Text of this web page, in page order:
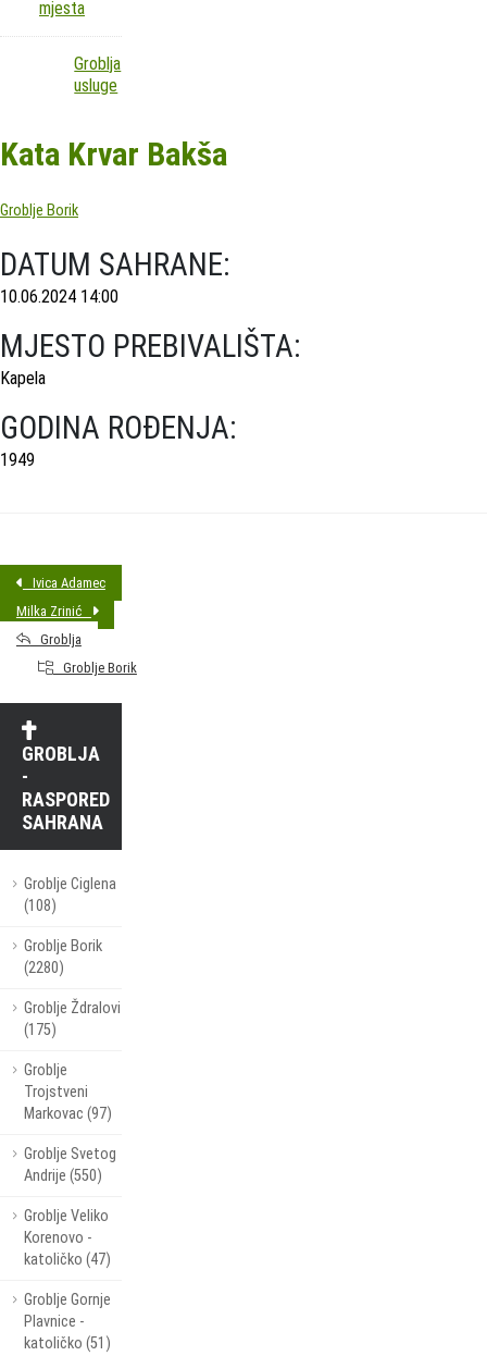
mjesta
Groblja
usluge
Kata Krvar Bakša
Groblje Borik
DATUM SAHRANE:
10.06.2024 14:00
MJESTO PREBIVALIŠTA:
Kapela
GODINA ROĐENJA:
1949
Ivica Adamec
Milka Zrinić
Groblja
Groblje Borik
GROBLJA
-
RASPORED
SAHRANA
Groblje Ciglena
(108)
Groblje Borik
(2280)
Groblje Ždralovi
(175)
Groblje
Trojstveni
Markovac (97)
Groblje Svetog
Andrije (550)
Groblje Veliko
Korenovo -
katoličko (47)
Groblje Gornje
Plavnice -
katoličko (51)